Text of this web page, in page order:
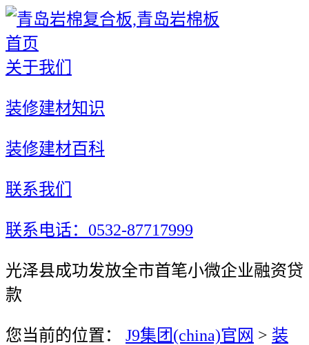
首页
关于我们
装修建材知识
装修建材百科
联系我们
联系电话：0532-87717999
光泽县成功发放全市首笔小微企业融资贷
款
您当前的位置： J9集团(china)官网 > 装